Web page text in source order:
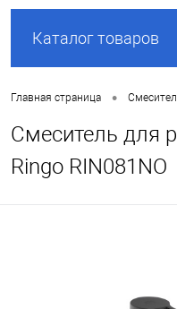
Каталог товаров
Главная страница •
Смеситель для
Ringo RIN081NO